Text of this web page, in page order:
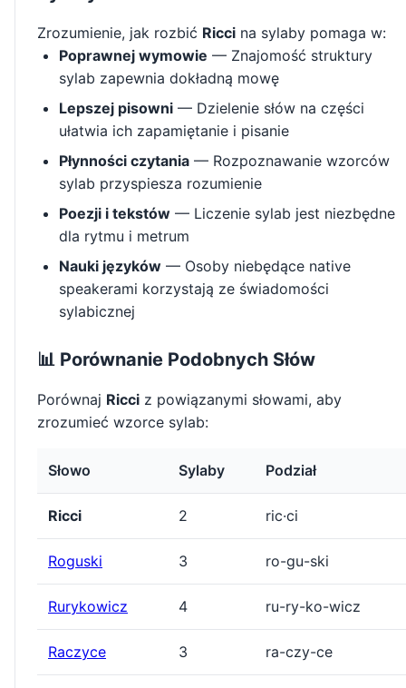
Zrozumienie, jak rozbić Ricci na sylaby pomaga w:
Poprawnej wymowie — Znajomość struktury
sylab zapewnia dokładną mowę
Lepszej pisowni — Dzielenie słów na części
ułatwia ich zapamiętanie i pisanie
Płynności czytania — Rozpoznawanie wzorców
sylab przyspiesza rozumienie
Poezji i tekstów — Liczenie sylab jest niezbędne
dla rytmu i metrum
Nauki języków — Osoby niebędące native
speakerami korzystają ze świadomości
sylabicznej
📊 Porównanie Podobnych Słów
Porównaj Ricci z powiązanymi słowami, aby
zrozumieć wzorce sylab:
Słowo Sylaby Podział
Ricci 2 ric·ci
Roguski 3 ro-gu-ski
Rurykowicz 4 ru-ry-ko-wicz
Raczyce 3 ra-czy-ce